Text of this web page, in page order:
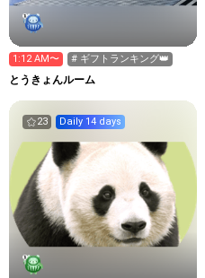
1:12 AM〜 # ギフトランキング👑
とうきょんルーム
23 Daily 14 days